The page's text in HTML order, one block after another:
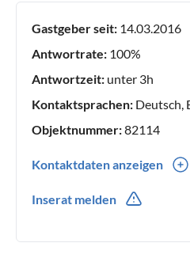
Urlaub. Fa. Felgner
Gastgeber seit: 14.03.2016
Antwortrate: 100%
Antwortzeit: unter 3h
Kontaktsprachen: Deutsch,
Objektnummer:82114
Kontaktdaten anzeigen
Inserat melden